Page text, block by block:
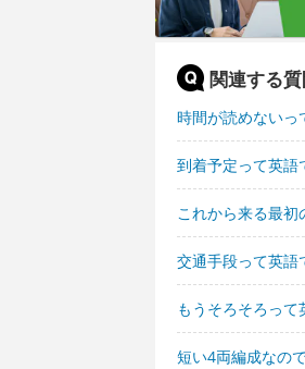
関連する
時間が読めないっ
到着予定って英語
これから来る最初
交通手段って英語
もうそろそろって
短い4両編成なの